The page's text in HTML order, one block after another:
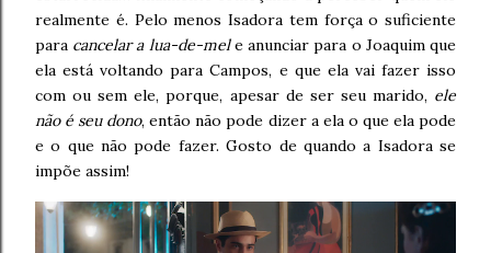
realmente é. Pelo menos Isadora tem força o suficiente
para cancelar a lua-de-mele anunciar para o Joaquim que
ela está voltando para Campos, e que ela vai fazer isso
com ou sem ele, porque, apesar de ser seu marido, ele
não é seu dono, então não pode dizer a ela o que ela pode
e o que não pode fazer. Gosto de quando a Isadora se
impõe assim!